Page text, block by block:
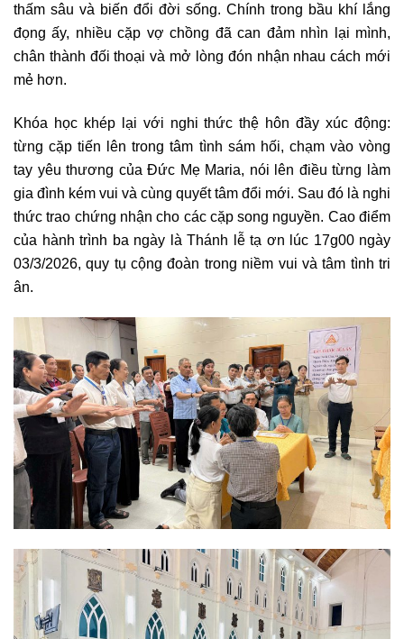
thấm sâu và biến đổi đời sống. Chính trong bầu khí lắng
đọng ấy, nhiều cặp vợ chồng đã can đảm nhìn lại mình,
chân thành đối thoại và mở lòng đón nhận nhau cách mới
mẻ hơn.
Khóa học khép lại với nghi thức thệ hôn đầy xúc động:
từng cặp tiến lên trong tâm tình sám hối, chạm vào vòng
tay yêu thương của Đức Mẹ Maria, nói lên điều từng làm
gia đình kém vui và cùng quyết tâm đổi mới. Sau đó là nghi
thức trao chứng nhận cho các cặp song nguyền. Cao điểm
của hành trình ba ngày là Thánh lễ tạ ơn lúc 17g00 ngày
03/3/2026, quy tụ cộng đoàn trong niềm vui và tâm tình tri
ân.